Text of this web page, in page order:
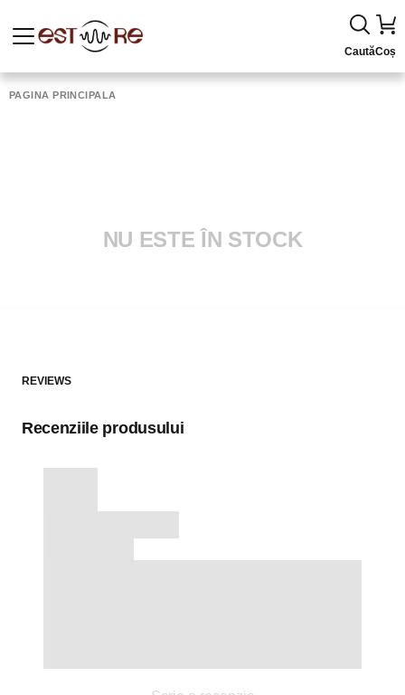
CautăCoș
PAGINA PRINCIPALĂ
NU ESTE ÎN STOCK
REVIEWS
Recenziile produsului